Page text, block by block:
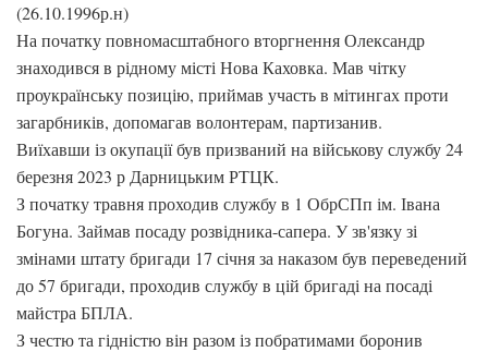
(26.10.1996р.н)
На початку повномасштабного вторгнення Олександр
знаходився в рідному місті Нова Каховка. Мав чітку
проукраїнську позицію, приймав участь в мітингах проти
загарбників, допомагав волонтерам, партизанив.
Виїхавши із окупації був призваний на військову службу 24
березня 2023 р Дарницьким РТЦК.
З початку травня проходив службу в 1 ОбрСПп ім. Івана
Богуна. Займав посаду розвідника-сапера. У зв'язку зі
змінами штату бригади 17 січня за наказом був переведений
до 57 бригади, проходив службу в цій бригаді на посаді
майстра БПЛА.
З честю та гідністю він разом із побратимами боронив